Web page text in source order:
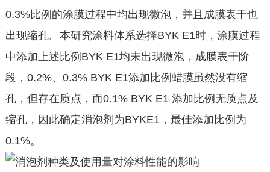
0.3%比例的涂膜过程中均出现微泡，并且成膜表干也
出现缩孔。本研究涂料体系选择BYK E1时，涂膜过程
中添加上述比例BYK E1均未出现微泡，成膜表干阶
段，0.2%、0.3% BYK E1添加比例蜡膜虽然没有缩
孔，但存在质点，而0.1% BYK E1 添加比例无质点及
缩孔，因此确定消泡剂为BYKE1，最佳添加比例为
0.1%。